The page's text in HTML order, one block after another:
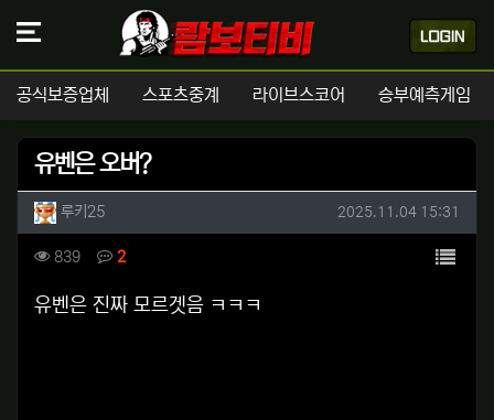
공식보증업체 스포츠중계 라이브스코어 승부예측게임
유벤은 오버?
작성자 정보
루키25작성 작성일
2025.11.04 15:31
컨텐츠 정보
839조회 2댓글 목록
본문
유벤은 진짜 모르겟음 ㅋㅋㅋ